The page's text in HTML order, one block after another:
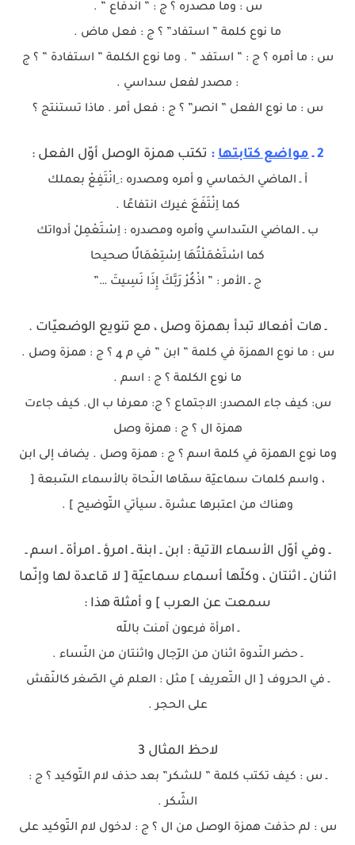
س : وما مصدره ؟ ج : ” اندفاع ” .
ما نوع كلمة ” استفاد” ؟ ج : فعل ماض .
س : ما أمره ؟ ج : ” استفد ” . وما نوع الكلمة ” استفادة ” ؟ ج
: مصدر لفعل سداسي .
س : ما نوع الفعل ” انصر” ؟ ج : فعل أمر . ماذا تستنتج ؟
2 ـ مواضع كتابتها : تكتب همزة الوصل أوّل الفعل :
أ ـ الماضي الخماسي و أمره ومصدره : ِانْتَفِعْ بعملك
كما اِنْتَفَعَ غيرك انتفاعًا .
ب ـ الماضي السّداسي وأمره ومصدره : اِسْتَعْمِلْ أدواتك
كما اسْتَعْمَلْتُهَا اِسْتِعْمَالًا صحيحا
ج ـ الأمر : ” اذْكُرْ رَبَّكَ إِذَا نَسِيتَ …”
ـ هات أفعالا تبدأ بهمزة وصل ، مع تنويع الوضعيّات .
س : ما نوع الهمزة في كلمة ” ابن ” في م4 ؟ ج : همزة وصل .
ما نوع الكلمة ؟ ج : اسم .
س: كيف جاء المصدر: الاجتماع ؟ ج: معرفا ب ال. كيف جاءت
همزة ال ؟ ج : همزة وصل
وما نوع الهمزة في كلمة اسم ؟ ج : همزة وصل . يضاف إلى ابن
، واسم كلمات سماعيّة سمّاها النّحاة بالأسماء السّبعة [
وهناك من اعتبرها عشرة ـ سيأتي التّوضيح ] .
ـ وفي أوّل الأسماء الآتية : ابن ـ ابنة ـ امرؤ ـ امرأة ـ اسم ـ
اثنان ـ اثنتان ، وكلّها أسماء سماعيّة [ لا قاعدة لها وإنّما
سمعت عن العرب ] و أمثلة هذا :
ـ امرأة فرعون آمنت باللّه
ـ حضر النّدوة اثنان من الرّجال واثنتان من النّساء .
ـ في الحروف [ ال التّعريف ] مثل : العلم في الصّغر كالنّقش
على الحجر .
لاحظ المثال 3
ـ س : كيف تكتب كلمة ” للشكر” بعد حذف لام التّوكيد ؟ ج :
الشّكر .
س : لم حذفت همزة الوصل من ال ؟ ج : لدخول لام التّوكيد على